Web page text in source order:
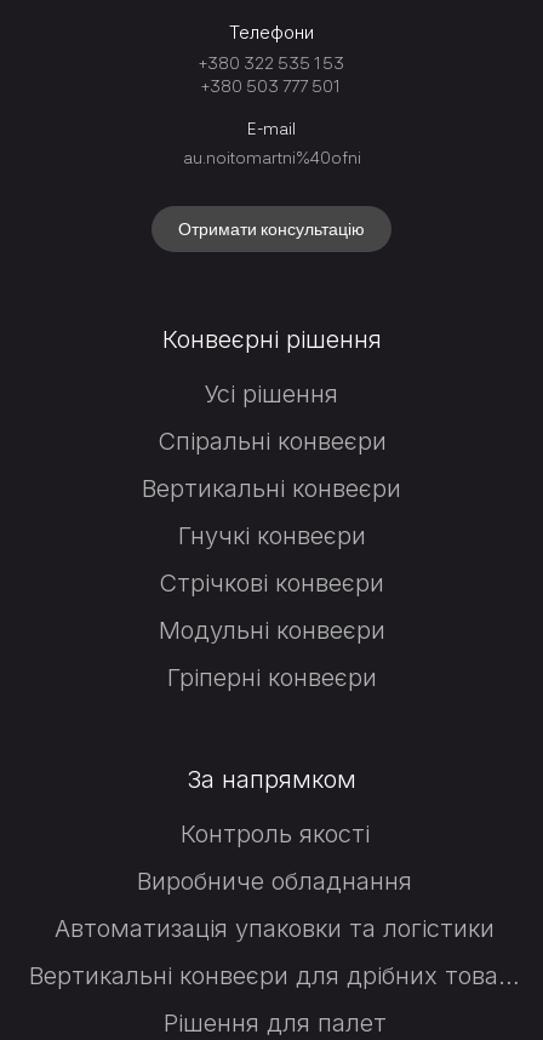
Телефони
+380 322 535 153
+380 503 777 501
E-mail
au.noitomartni%40ofni
Отримати консультацію
Конвеєрні рішення
Усі рішення
Спіральні конвеєри
Вертикальні конвеєри
Гнучкі конвеєри
Стрічкові конвеєри
Модульні конвеєри
Гріперні конвеєри
За напрямком
Контроль якості
Виробниче обладнання
Автоматизація упаковки та логістики
Вертикальні конвеєри для дрібних товарів
Рішення для палет